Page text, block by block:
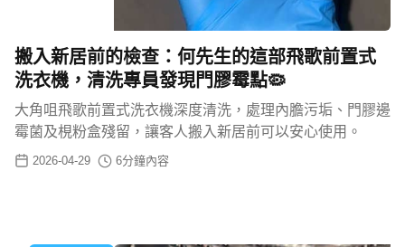
搬入新居前的檢查：何先生的這部飛歌前置式
洗衣機，清洗專員發現門膠霉點🦠
大角咀飛歌前置式洗衣機深度清洗，處理內膽污垢、門膠邊
霉菌及梘粉盒殘留，讓客人搬入新居前可以安心使用。
2026-04-29 6分鐘內容